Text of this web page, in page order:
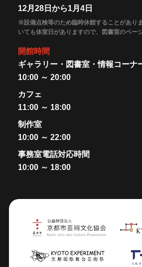
12月28日から1月4日
※設備点検等のため臨時休館することがあり
いても休室日がありますので、図書室のペー
開館時間
ギャラリー・図書室・情報コーナ
10:00 ～ 20:00
カフェ
11:00 ～ 18:00
制作室
10:00 ～ 22:00
事務室電話対応時間
10:00 ～ 18:00